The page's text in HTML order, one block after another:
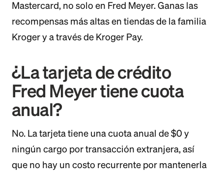
Mastercard, no solo en Fred Meyer. Ganas las
recompensas más altas en tiendas de la familia
Kroger y a través de Kroger Pay.
¿La tarjeta de crédito
Fred Meyer tiene cuota
anual?
No. La tarjeta tiene una cuota anual de $0 y
ningún cargo por transacción extranjera, así
que no hay un costo recurrente por mantenerla